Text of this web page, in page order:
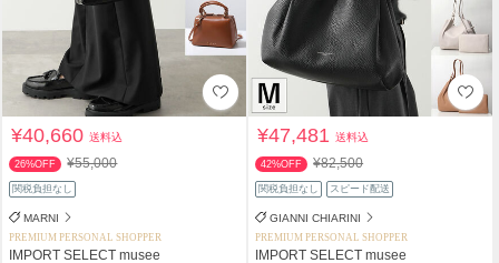
¥40,660送料込
26%OFF ¥55,000
関税負担なし
MARNI
PREMIUM PERSONAL SHOPPER
IMPORT SELECT musee
¥47,481送料込
42%OFF ¥82,500
関税負担なし スピード配送
GIANNI CHIARINI
PREMIUM PERSONAL SHOPPER
IMPORT SELECT musee